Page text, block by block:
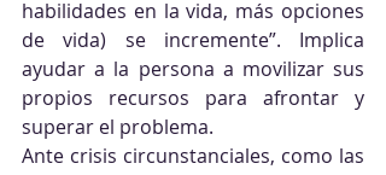
habilidades en la vida, más opciones
de vida) se incremente”. Implica
ayudar a la persona a movilizar sus
propios recursos para afrontar y
superar el problema.
Ante crisis circunstanciales, como las